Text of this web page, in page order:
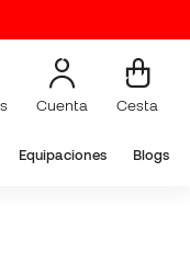
Cuenta Cesta
Equipaciones Blogs